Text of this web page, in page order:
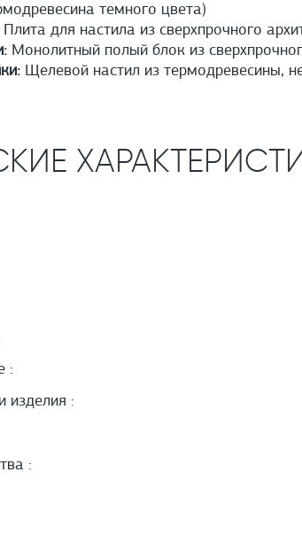
темного цвета)
Плита для настила из сверхпрочного
Монолитный полый блок из
Щелевой настил из термодревесины,
:
изделия :
: